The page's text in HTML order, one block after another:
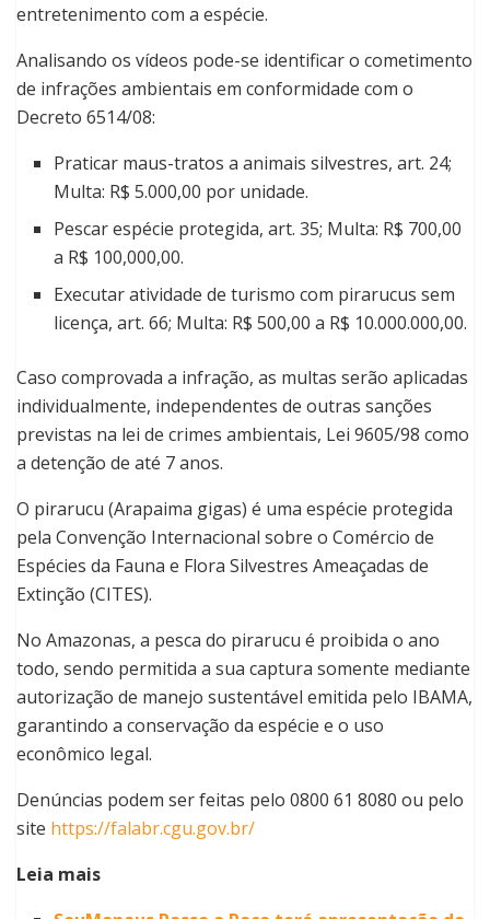
entretenimento com a espécie.
Analisando os vídeos pode-se identificar o cometimento
de infrações ambientais em conformidade com o
Decreto 6514/08:
Praticar maus-tratos a animais silvestres, art. 24;
Multa: R$ 5.000,00 por unidade.
Pescar espécie protegida, art. 35; Multa: R$ 700,00
a R$ 100,000,00.
Executar atividade de turismo com pirarucus sem
licença, art. 66; Multa: R$ 500,00 a R$ 10.000.000,00.
Caso comprovada a infração, as multas serão aplicadas
individualmente, independentes de outras sanções
previstas na lei de crimes ambientais, Lei 9605/98 como
a detenção de até 7 anos.
O pirarucu (Arapaima gigas) é uma espécie protegida
pela Convenção Internacional sobre o Comércio de
Espécies da Fauna e Flora Silvestres Ameaçadas de
Extinção (CITES).
No Amazonas, a pesca do pirarucu é proibida o ano
todo, sendo permitida a sua captura somente mediante
autorização de manejo sustentável emitida pelo IBAMA,
garantindo a conservação da espécie e o uso
econômico legal.
Denúncias podem ser feitas pelo 0800 61 8080 ou pelo
site https://falabr.cgu.gov.br/
Leia mais